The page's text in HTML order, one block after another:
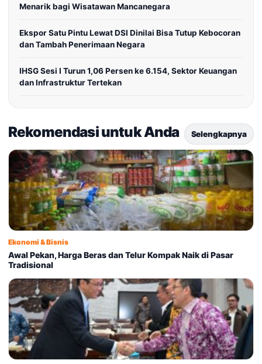
Menarik bagi Wisatawan Mancanegara
Ekspor Satu Pintu Lewat DSI Dinilai Bisa Tutup Kebocoran
dan Tambah Penerimaan Negara
IHSG Sesi I Turun 1,06 Persen ke 6.154, Sektor Keuangan
dan Infrastruktur Tertekan
Rekomendasi untuk Anda Selengkapnya
Ekonomi & Bisnis
Awal Pekan, Harga Beras dan Telur Kompak Naik di Pasar
Tradisional